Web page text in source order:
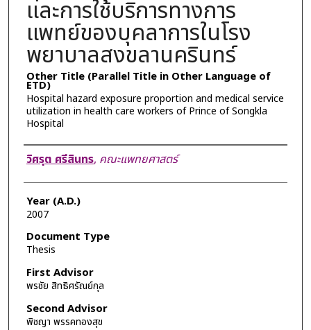
และการใช้บริการทางการ
แพทย์ของบุคลาการในโรง
พยาบาลสงขลานครินทร์
Other Title (Parallel Title in Other Language of
ETD)
Hospital hazard exposure proportion and medical service
utilization in health care workers of Prince of Songkla
Hospital
Author
วิศรุต ศรีสินทร, คณะแพทยศาสตร์
Year (A.D.)
2007
Document Type
Thesis
First Advisor
พรชัย สิทธิศรัณย์กุล
Second Advisor
พิชญา พรรคทองสุข